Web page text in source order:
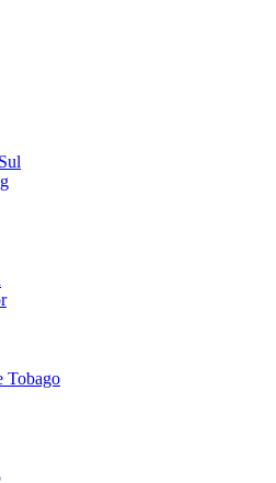
Tobago